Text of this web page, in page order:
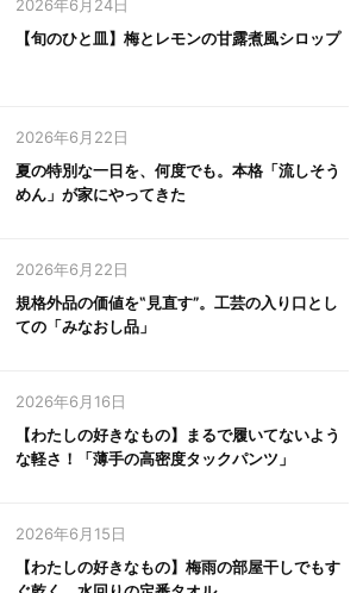
2026年6月24日
【旬のひと皿】梅とレモンの甘露煮風シロップ
2026年6月22日
夏の特別な一日を、何度でも。本格「流しそう
めん」が家にやってきた
2026年6月22日
規格外品の価値を‟見直す”。工芸の入り口とし
ての「みなおし品」
2026年6月16日
【わたしの好きなもの】まるで履いてないよう
な軽さ！「薄手の高密度タックパンツ」
2026年6月15日
【わたしの好きなもの】梅雨の部屋干しでもす